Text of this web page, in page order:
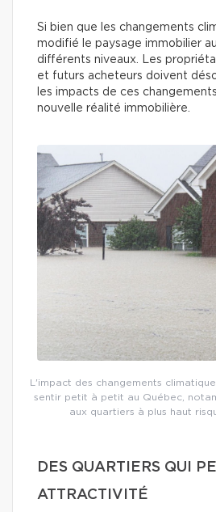
Si bien que les changements
modifié le paysage immobilier
différents niveaux. Les
et futurs acheteurs doivent
les impacts de ces
nouvelle réalité immobilière.
L'impact des changements
sentir petit à petit au Québec,
aux quartiers à plus haut
DES QUARTIERS QUI
ATTRACTIVITÉ